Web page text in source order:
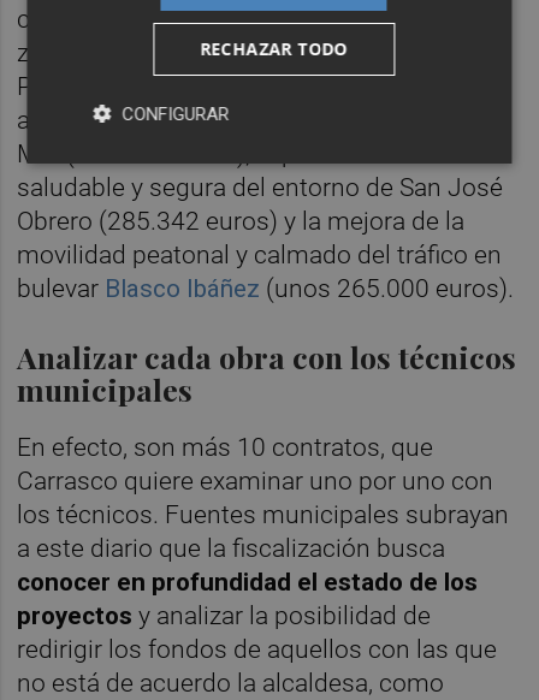
ciclopeatonal de la Ribera del Riu Sec en la
zona de Crèmor (2 millones), la mejora del
Pinar del Grau (699.794,18 euros), el
aparcamiento disuasorio de la avenida del
Mar (658.049 euros), la peatonalización
saludable y segura del entorno de San José
Obrero (285.342 euros) y la mejora de la
movilidad peatonal y calmado del tráfico en
bulevar Blasco Ibáñez (unos 265.000 euros).
Analizar cada obra con los técnicos
municipales
En efecto, son más 10 contratos, que
Carrasco quiere examinar uno por uno con
los técnicos. Fuentes municipales subrayan
a este diario que la fiscalización busca
conocer en profundidad el estado de los
proyectos y analizar la posibilidad de
redirigir los fondos de aquellos con las que
no está de acuerdo la alcaldesa, como
RECHAZAR TODO
CONFIGURAR